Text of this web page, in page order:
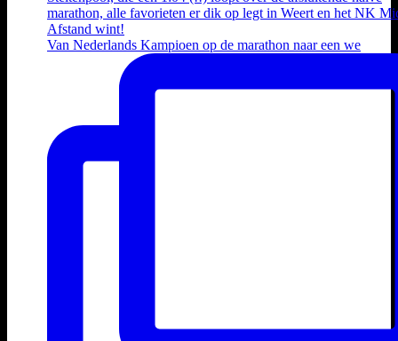
Van Nederlands Kampioen op de marathon naar een we